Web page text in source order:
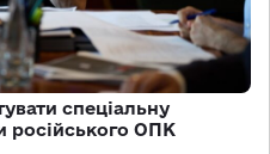
спеціальну
російського ОПК